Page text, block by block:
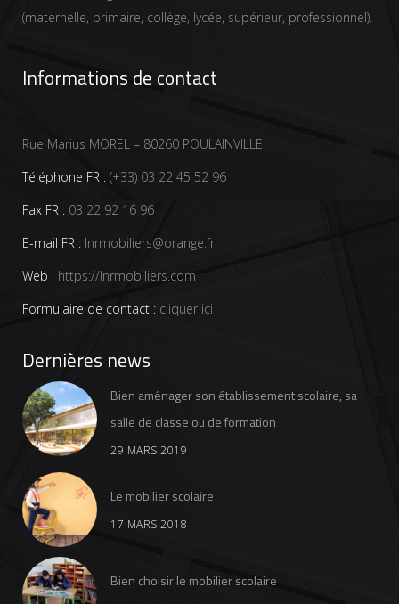
(maternelle, primaire, collège, lycée, supérieur, professionnel).
Informations de contact
Rue Marius MOREL – 80260 POULAINVILLE
Téléphone FR : (+33) 03 22 45 52 96
Fax FR : 03 22 92 16 96
E-mail FR : lnrmobiliers@orange.fr
Web : https://lnrmobiliers.com
Formulaire de contact : cliquer ici
Dernières news
Bien aménager son établissement scolaire, sa
salle de classe ou de formation
29 MARS 2019
Le mobilier scolaire
17 MARS 2018
Bien choisir le mobilier scolaire